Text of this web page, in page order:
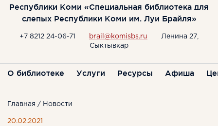
+7 8212 24-06-71 brail@komisbs.ru
Ленина 27,
Сыктывкар
Республики Коми «Специальная библиотека для
слепых Республики Коми им. Луи Брайля»
О библиотеке Услуги Ресурсы Афиша
Главная / Новости
20.02.2021